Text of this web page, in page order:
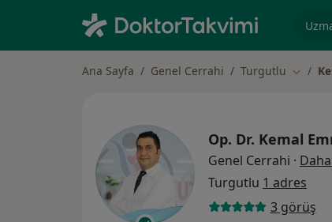
Ana Sayfa Genel Cerrahi Turgutlu Şehir
Op. Dr. Kemal
Genel Cerrahi ·
Turgutlu 1 adres
3 görüş